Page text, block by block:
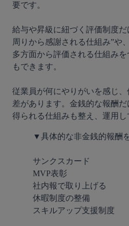
要です。
給与や昇級に紐づく評価制度
周りから感謝される仕組み”や
多方面から評価される仕組み
もできます。
従業員が何にやりがいを感じ
差があります。金銭的な報酬
▼具体的な非金銭的報酬
サンクスカード
MVP表彰
社内報で取り上げる
休暇制度の整備
スキルアップ支援制度